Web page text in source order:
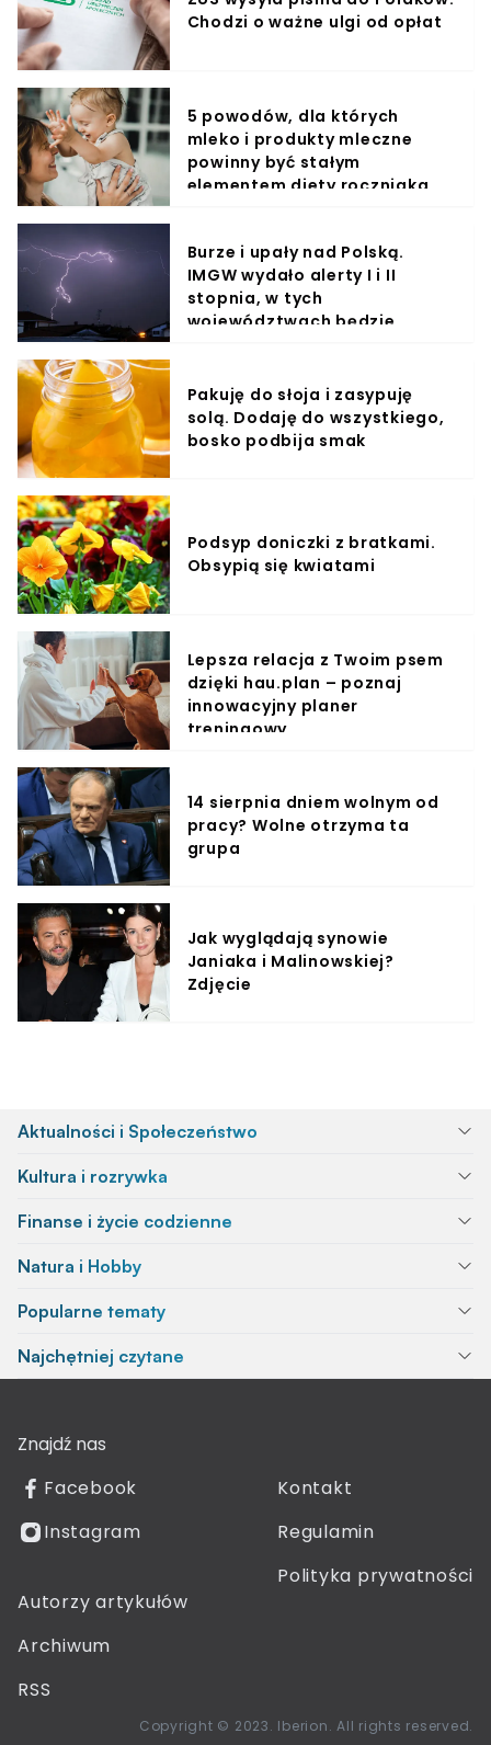
Chodzi o ważne ulgi od opłat
5 powodów, dla których
mleko i produkty mleczne
powinny być stałym
elementem diety roczniaka
Burze i upały nad Polską.
IMGW wydało alerty I i II
stopnia, w tych
województwach będzie
Pakuję do słoja i zasypuję
solą. Dodaję do wszystkiego,
bosko podbija smak
Podsyp doniczki z bratkami.
Obsypią się kwiatami
Lepsza relacja z Twoim psem
dzięki hau.plan – poznaj
innowacyjny planer
treningowy
14 sierpnia dniem wolnym od
pracy? Wolne otrzyma ta
grupa
Jak wyglądają synowie
Janiaka i Malinowskiej?
Zdjęcie
Aktualności i Społeczeństwo
Kultura i rozrywka
Finanse i życie codzienne
Natura i Hobby
Popularne tematy
Najchętniej czytane
Znajdź nas
Facebook
Instagram
Kontakt
Regulamin
Polityka prywatności
Autorzy artykułów
Archiwum
RSS
Copyright © 2023. Iberion. All rights reserved.